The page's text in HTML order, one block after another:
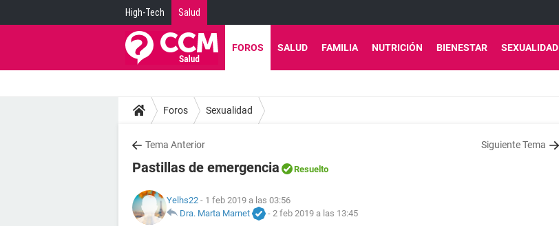
High-Tech Salud
FOROS SALUD FAMILIA NUTRICIÓN BIENESTAR SEXUALIDAD
Foros Sexualidad
Tema Anterior Siguiente Tema
Pastillas de emergencia Resuelto
Yelhs22 - 1 feb 2019 a las 03:56
Dra. Marta Marnet
- 2 feb 2019 a las 13:45